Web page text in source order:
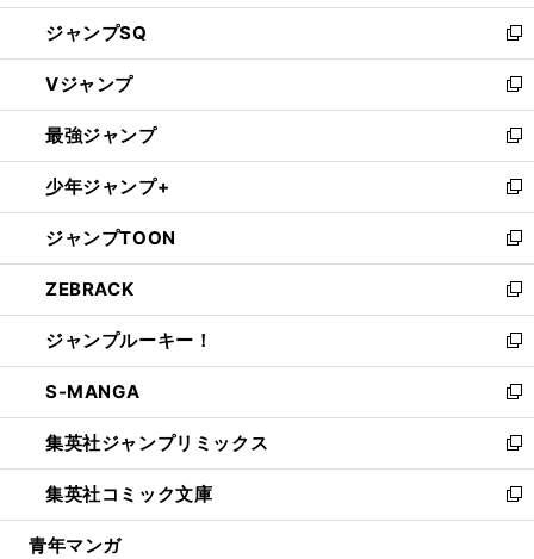
し
い
ウ
ィ
ン
ド
ウ
で
開
く
ジャンプSQ
新
し
い
ウ
ィ
ン
ド
ウ
で
開
く
Vジャンプ
新
し
い
ウ
ィ
ン
ド
ウ
で
開
く
最強ジャンプ
新
し
い
ウ
ィ
ン
ド
ウ
で
開
く
少年ジャンプ+
新
し
い
ウ
ィ
ン
ド
ウ
で
開
く
ジャンプTOON
新
し
い
ウ
ィ
ン
ド
ウ
で
開
く
ZEBRACK
新
し
い
ウ
ィ
ン
ド
ウ
で
開
ジャンプルーキー！
新
し
い
ウ
ィ
ン
ド
ウ
S-MANGA
新
し
い
ウ
ィ
ン
集英社ジャンプリミックス
新
し
い
ウ
集英社コミック文庫
新
し
青年マンガ